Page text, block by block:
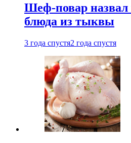
Шеф-повар
блюда из тыквы
3 года спустя2 года спустя